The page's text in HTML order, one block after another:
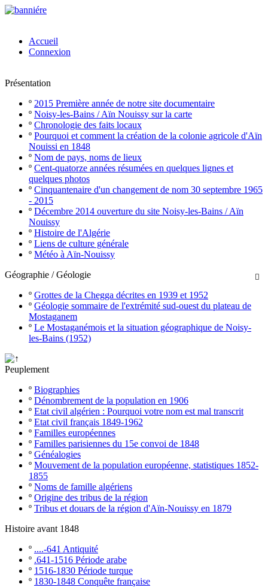
Accueil
Connexion
Présentation
º 2015 Première année de notre site documentaire
º Noisy-les-Bains / Aïn Nouissy sur la carte
º Chronologie des faits locaux
º Pourquoi et comment la création de la colonie agricole d'Aïn
Nouissi en 1848
º Nom de pays, noms de lieux
º Cent-quatorze années résumées en quelques lignes et
quelques photos
º Cinquantenaire d'un changement de nom 30 septembre 1965
- 2015
º Décembre 2014 ouverture du site Noisy-les-Bains / Aïn
Nouissy
º Histoire de l'Algérie
º Liens de culture générale
º Météo à Aïn-Nouissy

Géographie / Géologie
º Grottes de la Chegga décrites en 1939 et 1952
º Géologie sommaire de l'extrémité sud-ouest du plateau de
Mostaganem
º Le Mostaganémois et la situation géographique de Noisy-
les-Bains (1952)
Peuplement
º Biographies
º Dénombrement de la population en 1906
º Etat civil algérien : Pourquoi votre nom est mal transcrit
º Etat civil français 1849-1962
º Familles européennes
º Familles parisiennes du 15e convoi de 1848
º Généalogies
º Mouvement de la population européenne, statistiques 1852-
1855
º Noms de famille algériens
º Origine des tribus de la région
º Tribus et douars de la région d'Aïn-Nouissy en 1879
Histoire avant 1848
º ....-641 Antiquité
º .641-1516 Période arabe
º 1516-1830 Période turque
º 1830-1848 Conquête française